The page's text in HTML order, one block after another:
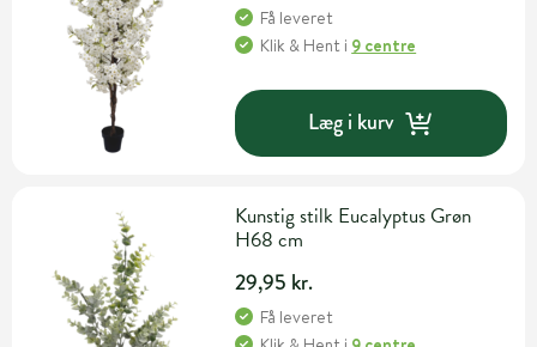
Få leveret
Klik & Hent i 9 centre
Læg i kurv
Kunstig stilk Eucalyptus Grøn
H68 cm
29,95 kr.
Få leveret